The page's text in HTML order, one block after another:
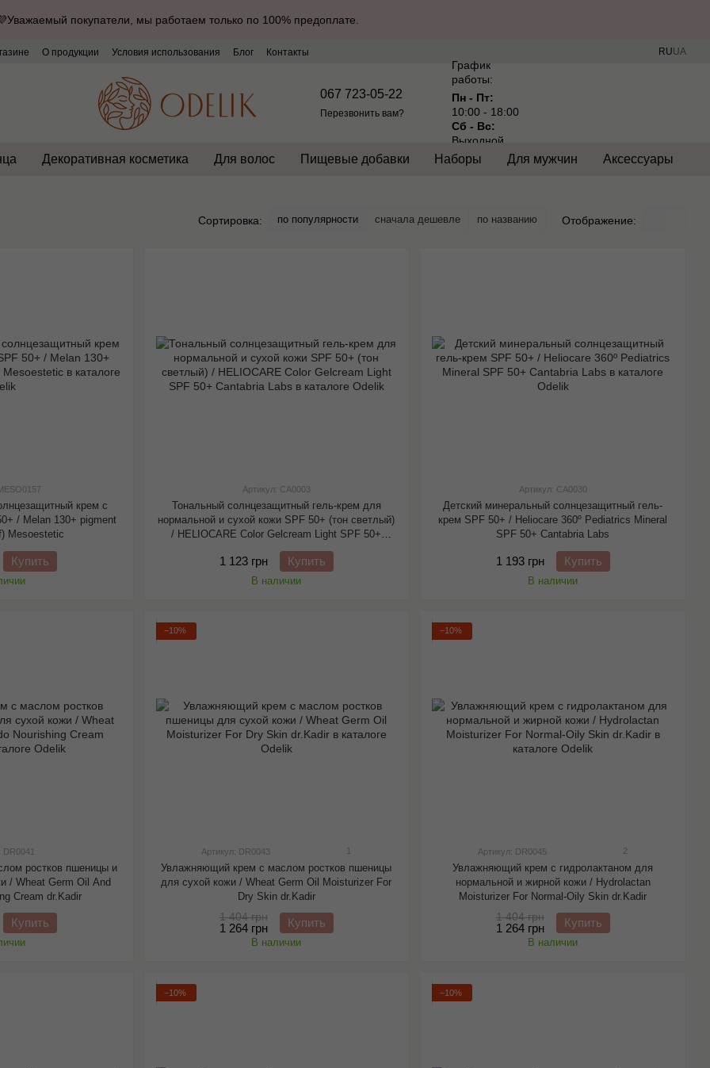
покупатели, мы работаем только по 100% предоплате.
О продукции Условия использования Блог Контакты RUUA
067 723-05-22
Перезвонить вам?
График
работы:
Пн - Пт:
10:00 - 18:00
Сб - Вс:
Выходной
Декоративная косметика Для волос Пищевые добавки Наборы Для мужчин Аксессуары
Сортировка: по популярности сначала дешевле по названию Отображение:
крем с
/ Melan 130+ pigment
Mesoestetic
Купить
Артикул: CA0003
Тональный солнцезащитный гель-крем для
нормальной и сухой кожи SPF 50+ (тон светлый)
/ HELIOCARE Color Gelcream Light SPF 50+
Cantabria Labs
1 123 грн Купить
В наличии
Артикул: CA0030
Детский минеральный солнцезащитный гель-
крем SPF 50+ / Heliocare 360º Pediatrics Mineral
SPF 50+ Cantabria Labs
1 193 грн Купить
В наличии
DR0041
ростков пшеницы и
/ Wheat Germ Oil And
Cream dr.Kadir
Купить
−10%
Артикул: DR0043 1
Увлажняющий крем с маслом ростков пшеницы
для сухой кожи / Wheat Germ Oil Moisturizer For
Dry Skin dr.Kadir
1 404 грн
1 264 грн Купить
В наличии
−10%
Артикул: DR0045 2
Увлажняющий крем с гидролактаном для
нормальной и жирной кожи / Hydrolactan
Moisturizer For Normal-Oily Skin dr.Kadir
1 404 грн
1 264 грн Купить
В наличии
−10% −10%